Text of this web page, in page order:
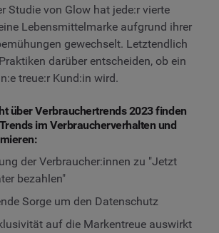
Studie von Glow hat jede:r vierte
Lebensmittelmarke aufgrund ihrer
gewechselt. Letztendlich
darüber entscheiden, ob ein
treue:r Kund:in wird.
über Verbrauchertrends 2023 finden
im Verbraucherverhalten und
der Verbraucher:innen zu "Jetzt
bezahlen"
Sorge um den Datenschutz
auf die Markentreue auswirkt